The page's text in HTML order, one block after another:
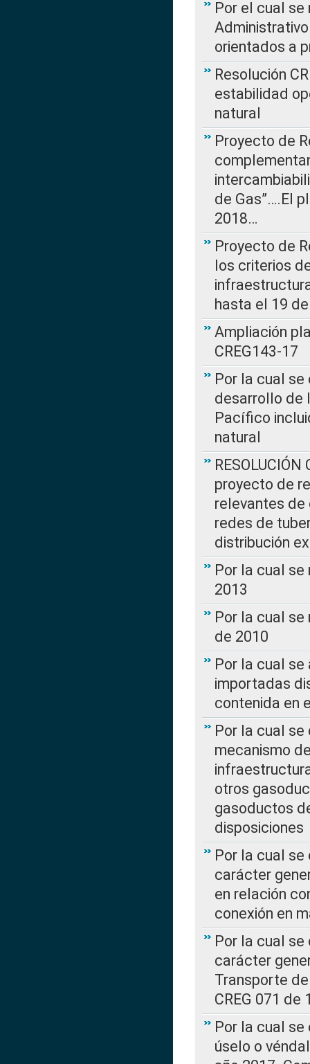
Por el cual
orientados a
Resolución
estabilidad
natural
Proyecto de
de Gas”….El
2018…
Proyecto de
los criterios
hasta el 19
Ampliación
CREG143-17
Por la cual
desarrollo de
Pacífico
natural
proyecto de
relevantes de
redes de
distribución
Por la cual se
2013
Por la cual se
de 2010
Por la cual
importadas
contenida en
Por la cual se
mecanismo
otros
gasoductos
disposiciones
Por la cual
carácter
en relación
conexión en
Por la cual
carácter
Transporte
CREG 071 de
Por la cual
úselo o